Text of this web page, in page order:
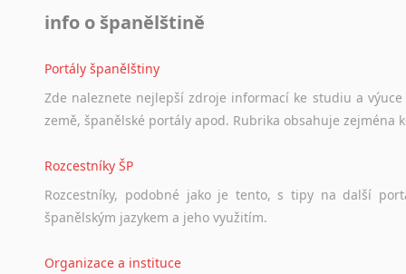
Maorština
Moldavština
Mongolština
Nepálština
Nizozemština
Norština
Novořečtina
Páli
info o španělštině
Portály španělštiny
Zde naleznete nejlepší zdroje informací ke studiu a výuce
země, španělské portály apod. Rubrika obsahuje zejména
Rozcestníky ŠP
Rozcestníky, podobné jako je tento, s tipy na další
španělským jazykem a jeho využitím.
Organizace a instituce